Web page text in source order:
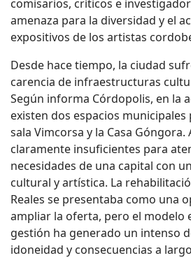
comisarios, críticos e
amenaza para la diversidad y el
expositivos de los artistas
Desde hace tiempo, la ciudad
carencia de infraestructuras
Según informa Córdopolis, en la
existen dos espacios municipales
sala Vimcorsa y la Casa
claramente insuficientes para
necesidades de una capital con
cultural y artística. La
Reales se presentaba como una
ampliar la oferta, pero el modelo
gestión ha generado un intenso
idoneidad y consecuencias a